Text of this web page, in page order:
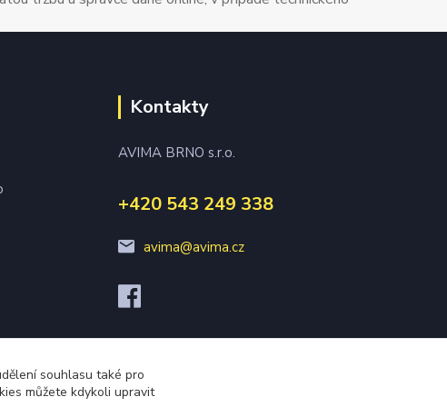
Kontakty
AVIMA BRNO s.r.o.
+420 543 249 338
avima@avima.cz
souhlasu také pro
můžete kdykoli upravit